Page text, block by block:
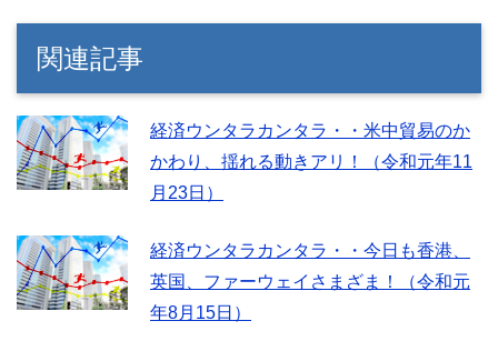
関連記事
経済ウンタラカンタラ・・米中貿易のか
かわり、揺れる動きアリ！（令和元年11
月23日）
経済ウンタラカンタラ・・今日も香港、
英国、ファーウェイさまざま！（令和元
年8月15日）